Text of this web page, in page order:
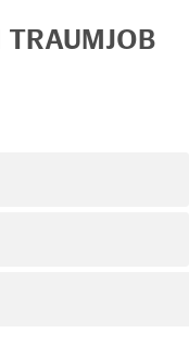
TRAUMJOB